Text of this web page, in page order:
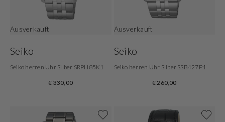
Ausverkauft
Seiko
Seiko herren Uhr Silber SRPH85K1
€ 330,00
Ausverkauft
Seiko
Seiko herren Uhr Silber SSB427P1
€ 260,00